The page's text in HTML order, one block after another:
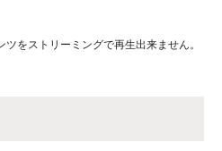
をストリーミングで再生出来ません。